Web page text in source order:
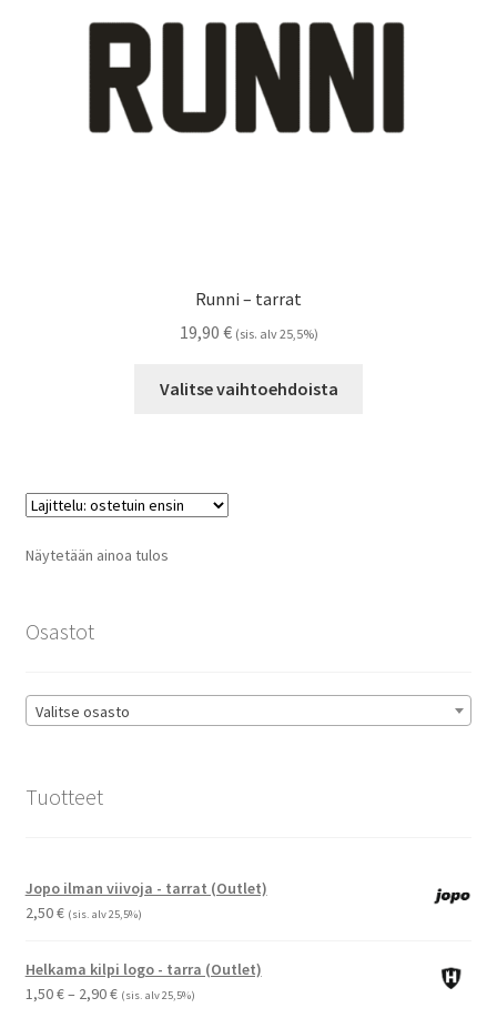
Referenssit
Silityskuvioiden kiinnitysohjeet
Runni – tarrat
19,90 € (sis. alv 25,5%)
Valitse vaihtoehdoista
Näytetään ainoa tulos
Osastot
Valitse osasto
Tuotteet
Jopo ilman viivoja - tarrat (Outlet)
2,50€ (sis. alv 25,5%)
Helkama kilpi logo - tarra (Outlet)
1,50€– 2,90€Hintaluokka:
(sis. alv 25,5%)